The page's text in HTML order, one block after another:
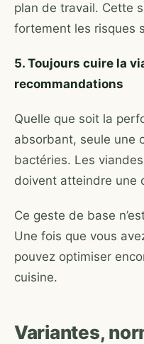
plan de travail. Cette
fortement les risques
5. Toujours cuire la
recommandations
Quelle que soit la
absorbant, seule une
bactéries. Les
doivent atteindre une
Ce geste de base
Une fois que vous
pouvez optimiser
cuisine.
Variantes,